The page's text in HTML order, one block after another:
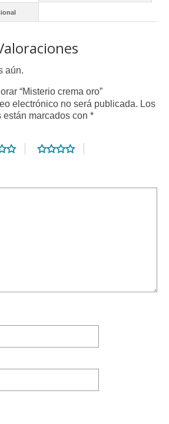
aún.
“Misterio crema oro”
electrónico no será publicada. Los
marcados con *